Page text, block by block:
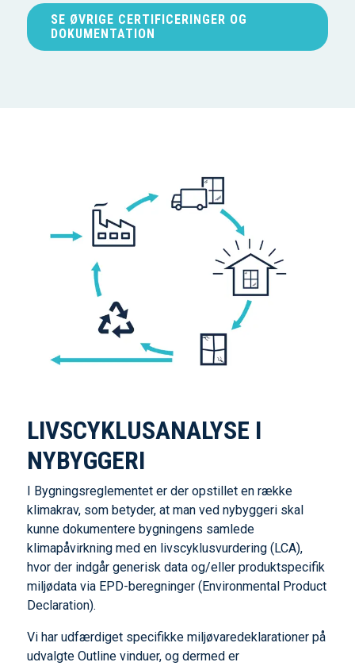
SE ØVRIGE CERTIFICERINGER OG
DOKUMENTATION
LIVSCYKLUSANALYSE I
NYBYGGERI
I Bygningsreglementet er der opstillet en række
klimakrav, som betyder, at man ved nybyggeri skal
kunne dokumentere bygningens samlede
klimapåvirkning med en livscyklusvurdering (LCA),
hvor der indgår generisk data og/eller produktspecifik
miljødata via EPD-beregninger (Environmental Product
Declaration).
Vi har udfærdiget specifikke miljøvaredeklarationer på
udvalgte Outline vinduer, og dermed er